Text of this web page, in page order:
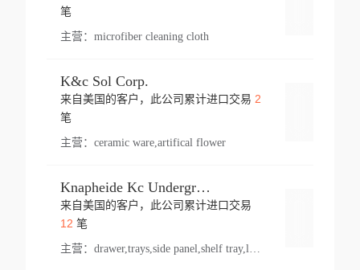
笔
主营： microfiber cleaning cloth
K&c Sol Corp.
来自美国的客户，此公司累计进口交易 2
笔
主营： ceramic ware,artifical flower
Knapheide Kc Underground
来自美国的客户，此公司累计进口交易
12 笔
主营：